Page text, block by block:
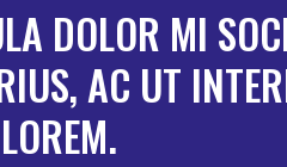
DOLOR MI
AC UT